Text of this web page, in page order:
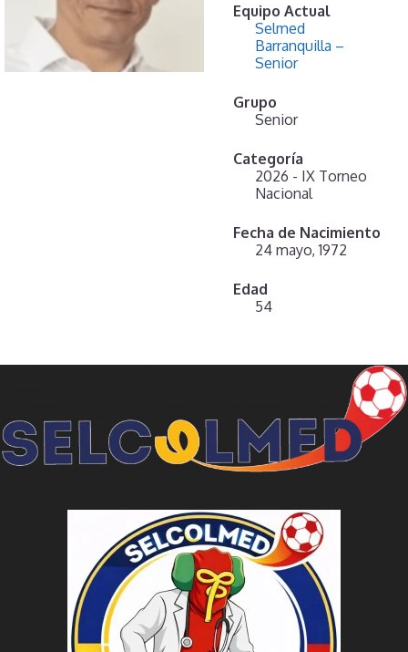
Equipo Actual
Selmed
Barranquilla –
Senior
Grupo
Senior
Categoría
2026 - IX Torneo
Nacional
Fecha de Nacimiento
24 mayo, 1972
Edad
54